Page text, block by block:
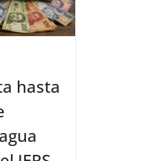
hasta